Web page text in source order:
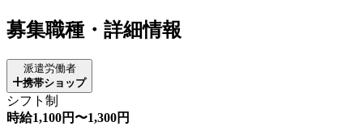
募集職種・詳細情報
派遣労働者
携帯ショップ
シフト制
時給1,100円〜1,300円